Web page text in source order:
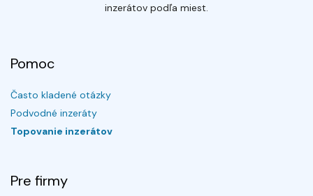
inzerátov podľa miest.
Pomoc
Často kladené otázky
Podvodné inzeráty
Topovanie inzerátov
Pre firmy